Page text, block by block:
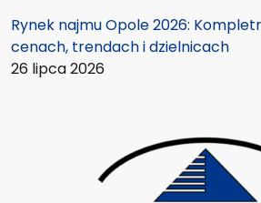
Rynek najmu Opole 2026:
cenach, trendach i dzielnicach
26 lipca 2026